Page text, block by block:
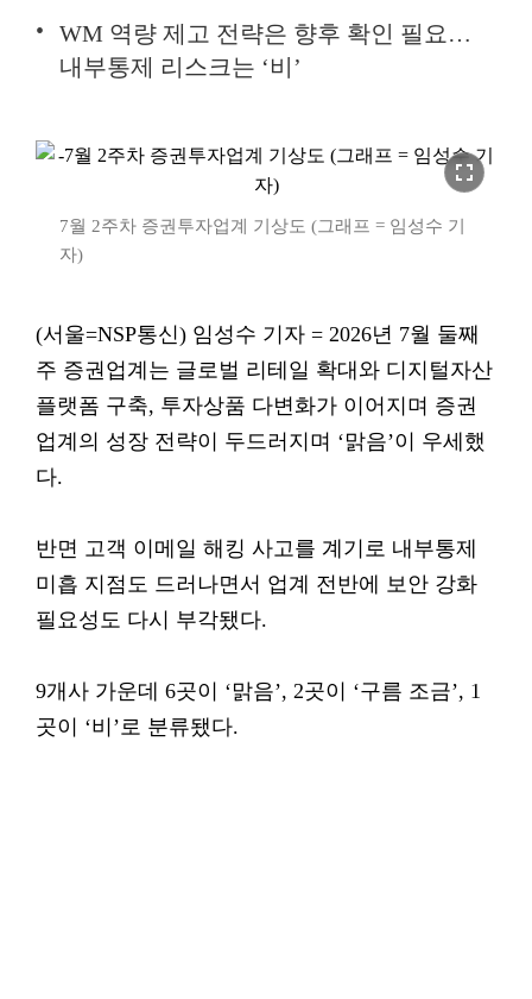
WM 역량 제고 전략은 향후 확인 필요…
내부통제 리스크는 ‘비’
fullscreen
7월 2주차 증권투자업계 기상도 (그래프 = 임성수 기
자)
(서울=NSP통신) 임성수 기자 = 2026년 7월 둘째
주 증권업계는 글로벌 리테일 확대와 디지털자산
플랫폼 구축, 투자상품 다변화가 이어지며 증권
업계의 성장 전략이 두드러지며 ‘맑음’이 우세했
다.
반면 고객 이메일 해킹 사고를 계기로 내부통제
미흡 지점도 드러나면서 업계 전반에 보안 강화
필요성도 다시 부각됐다.
9개사 가운데 6곳이 ‘맑음’, 2곳이 ‘구름 조금’, 1
곳이 ‘비’로 분류됐다.